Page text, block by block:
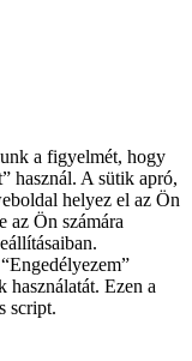
a figyelmét, hogy
használ. A sütik apró,
helyez el az Ön
az Ön számára
Ezen a
script.